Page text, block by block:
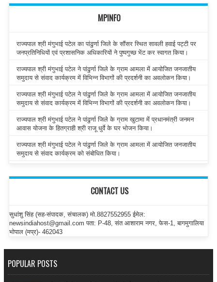
MPINFO
राज्यपाल श्री मंगुभाई पटेल का पांढुर्णा जिले के सौंसर स्थित सावली हवाई पट्टी पर
जनप्रतिनिधियों एवं प्रशासनिक अधिकारियों ने पुष्पगुच्छ भेंट कर स्वागत किया।
राज्यपाल श्री मंगुभाई पटेल ने पांढुर्णा जिले के ग्राम आमला में आयोजित जनजातीय
समुदाय से संवाद कार्यक्रम में विभिन्न विभागों की प्रदर्शनी का अवलोकन किया।
राज्यपाल श्री मंगुभाई पटेल ने पांढुर्णा जिले के ग्राम आमला में आयोजित जनजातीय
समुदाय से संवाद कार्यक्रम में विभिन्न विभागों की प्रदर्शनी का अवलोकन किया।
राज्यपाल श्री मंगुभाई पटेल ने पांढुर्णा जिले के ग्राम खुटामा में प्रधानमंत्री जनमन
आवास योजना के हितग्राही श्री राजू धुर्वे के घर भोजन किया।
राज्यपाल श्री मंगुभाई पटेल ने पांढुर्णा जिले के ग्राम आमला में आयोजित जनजातीय
समुदाय से संवाद कार्यक्रम को संबोधित किया।
CONTACT US
सुधांशु सिंह (सह-संपादक, संचालक) मो.8827552955 ईमेल:
newsindiahost@gmail.com पता: P-48, संत आशाराम नगर, फेस-1, बागमुगालिया
भोपाल (मप्र)- 462043
POPULAR POSTS